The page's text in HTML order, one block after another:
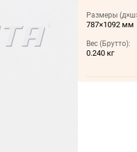
Размеры
787×1092 мм
Вес (Брутто):
0.240 кг